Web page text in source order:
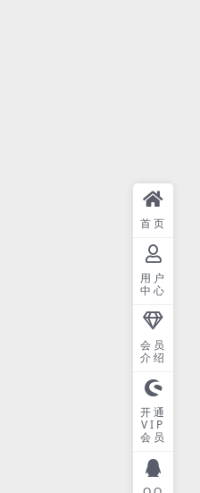
首页
用户
中心
会员
介绍
开通
VIP
会员